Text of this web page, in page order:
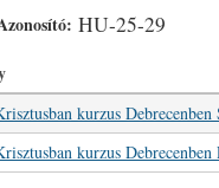
HU-25-29
kurzus
kurzus